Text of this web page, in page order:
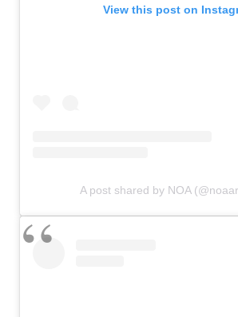
View this post on
A post shared by NOA